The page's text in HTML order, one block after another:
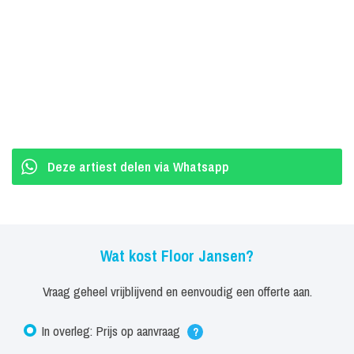
Beste Zangers en Nightwish
Haar vertolking van Lady Gaga's hit 'Shallow' leverde Floor haar
Nederlandstalige 'Mama' van volkszangeres Samantha Steenwijk.
Sanchez dat in Floors versie op de zesde plaats van de iTunes
single hitlijst binnenkwam. Floor ontroerde met haar Engelse versie
Deze artiest delen via Whatsapp
Wat kost Floor Jansen?
Vraag geheel vrijblijvend en eenvoudig een offerte aan.
In overleg: Prijs op aanvraag ?